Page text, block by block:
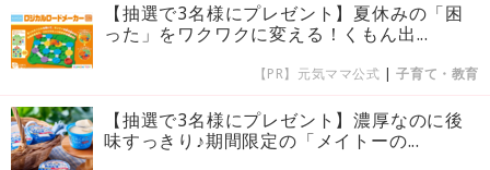
【抽選で3名様にプレゼント】夏休みの「困
った」をワクワクに変える！くもん出...
【PR】元気ママ公式 |子育て・教育
【抽選で3名様にプレゼント】濃厚なのに後
味すっきり♪期間限定の「メイトーの...